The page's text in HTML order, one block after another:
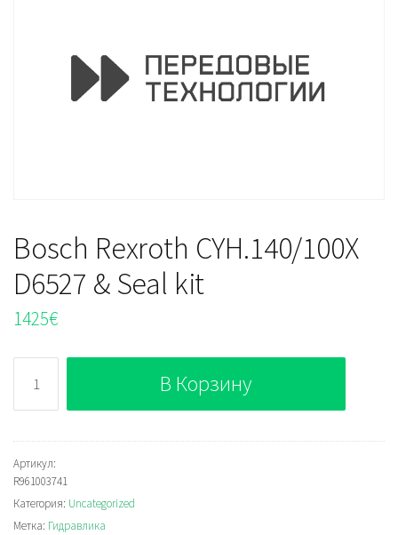
Bosch Rexroth CYH.140/100X
D6527 & Seal kit
1425€
Bosch
Rexroth
CYH.140/100X
D6527
&
Seal
В Корзину
Артикул:
R961003741
Категория: Uncategorized
Метка: Гидравлика